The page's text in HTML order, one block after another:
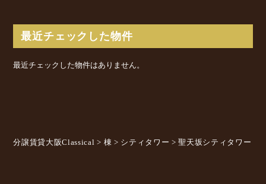
最近チェックした物件
最近チェックした物件はありません。
分譲賃貸大阪Classical > 棟 > シティタワー >聖天坂シティタワー